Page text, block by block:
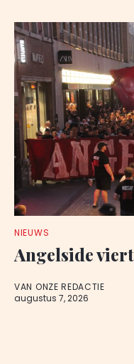
NIEUWS
Angelside
VAN ONZE REDACTIE
augustus 7, 2026